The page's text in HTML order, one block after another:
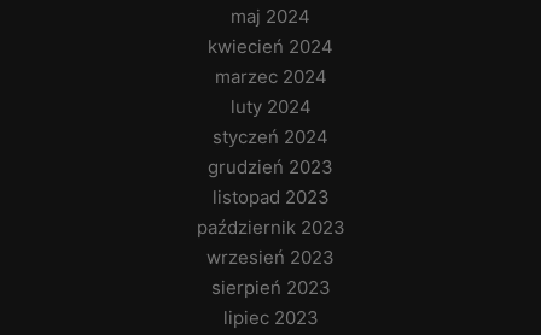
maj 2024
kwiecień 2024
marzec 2024
luty 2024
styczeń 2024
grudzień 2023
listopad 2023
październik 2023
wrzesień 2023
sierpień 2023
lipiec 2023